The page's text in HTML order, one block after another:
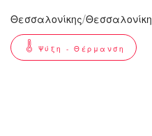
Θεσσαλονίκης/Θεσσαλονίκη
Ψύξη - Θέρμανση